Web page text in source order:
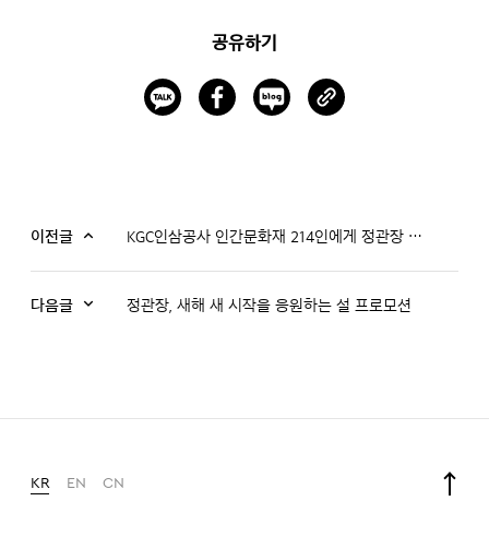
공유하기
이전글 KGC인삼공사 인간문화재 214인에게 정관장 홍삼 증정
다음글 정관장, 새해 새 시작을 응원하는 설 프로모션
KR EN CN